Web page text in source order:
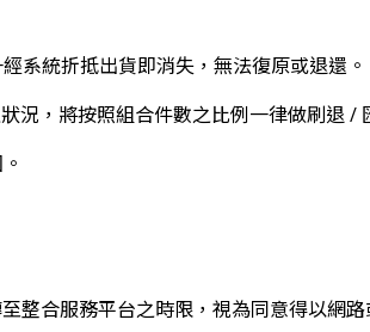
系統折抵出貨即消失，無法復原或退還。
況，將按照組合件數之比例一律做刷退 /
整合服務平台之時限，視為同意得以網